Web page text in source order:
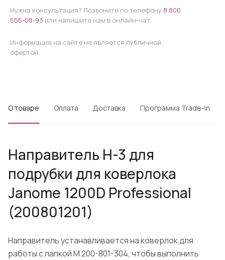
Нужна консультация? Позвоните по телефону 8 800
555-08-93 или напишите нам в онлайн-чат.
Информация на сайте не является публичной
офертой.
О товаре Оплата Доставка Программа Trade-in
Направитель Н-3 для
подрубки для коверлока
Janome 1200D Professional
(200801201)
Направитель устанавливается на коверлок для
работы с лапкой М 200-801-304, чтобы выполнить